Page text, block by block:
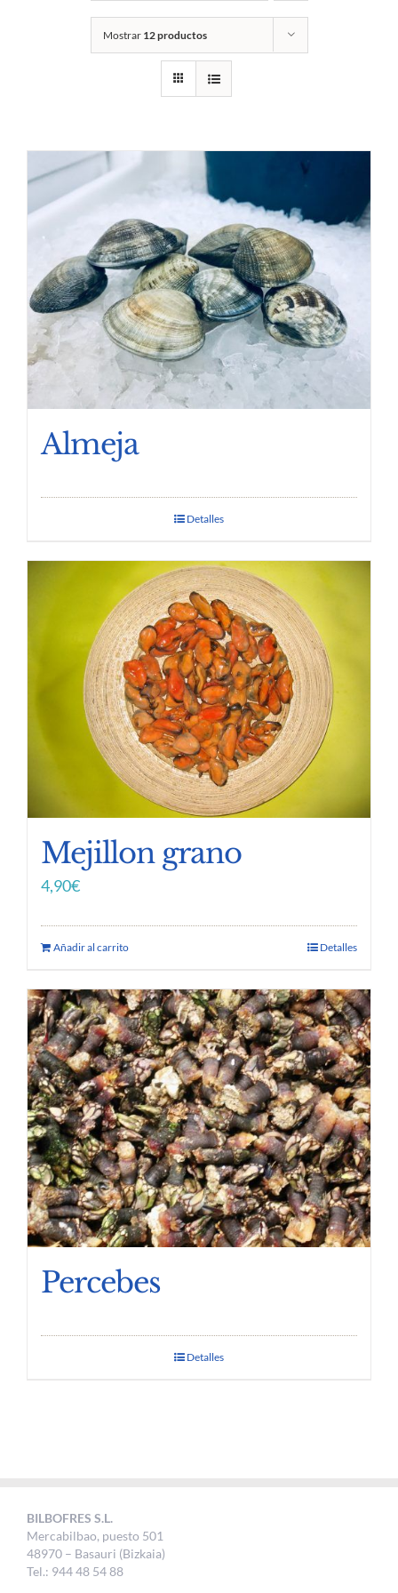
Mostrar 12 productos
Almeja
Detalles
Mejillon grano
4,90€
Añadir al carrito Detalles
Percebes
Detalles
BILBOFRES S.L.
Mercabilbao, puesto 501
48970 – Basauri (Bizkaia)
Tel.: 944 48 54 88